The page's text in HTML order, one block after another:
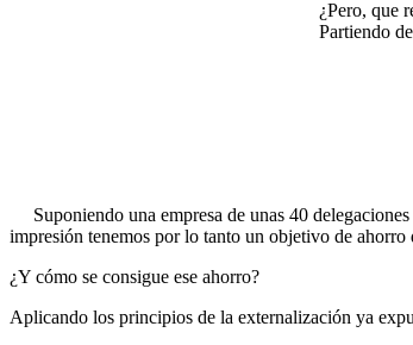
¿Pero, que
Partiendo de
Suponiendo una empresa de unas 40
impresión tenemos por lo tanto un objetivo de ahorro
¿Y cómo se consigue ese ahorro?
Aplicando los principios de la externalización ya